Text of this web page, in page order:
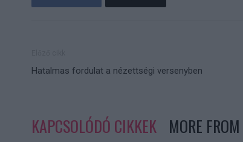
Hatalmas fordulat a nézettségi versenyben
KAPCSOLÓDÓ CIKKEK MORE